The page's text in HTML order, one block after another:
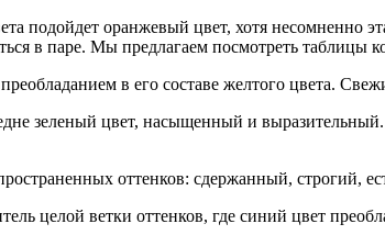
подойдет оранжевый цвет, хотя несомненно
в паре. Мы предлагаем посмотреть таблицы
в его составе желтого цвета.
зеленый цвет, насыщенный и
оттенков: сдержанный, строгий,
целой ветки оттенков, где синий цвет